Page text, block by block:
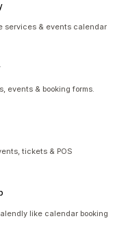
services & events calendar
events & booking forms.
tickets & POS
like calendar booking